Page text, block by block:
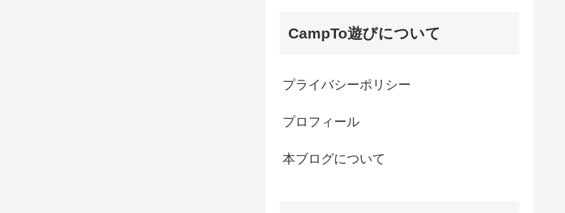
CampTo遊びについて
プライバシーポリシー
プロフィール
本ブログについて